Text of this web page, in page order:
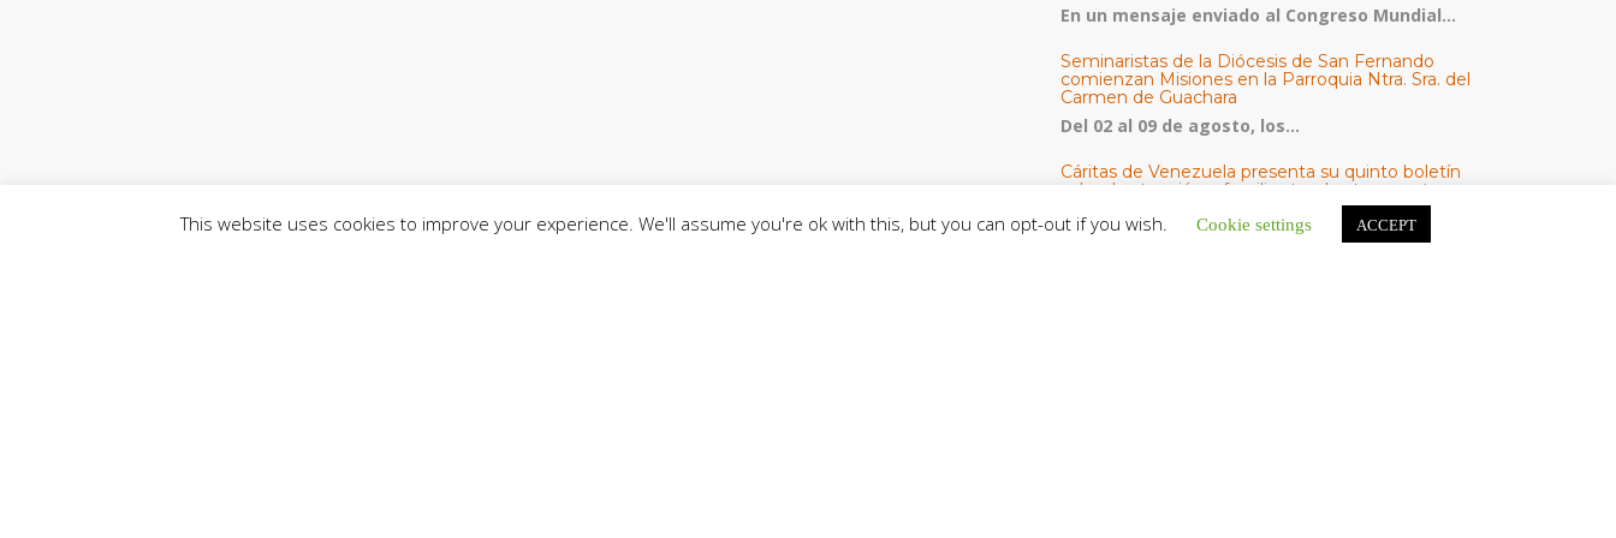
En un mensaje enviado al Congreso Mundial...
Seminaristas de la Diócesis de San Fernando
comienzan Misiones en la Parroquia Ntra. Sra. del
Carmen de Guachara
Del 02 al 09 de agosto, los...
Cáritas de Venezuela presenta su quinto boletín
sobre la atención a familias tras los terremotos
Cáritas de Venezuela publicó este martes 4...
This website uses cookies to improve your experience. We'll assume you're ok with this, but you can opt-out if you wish. Cookie settings ACCEPT